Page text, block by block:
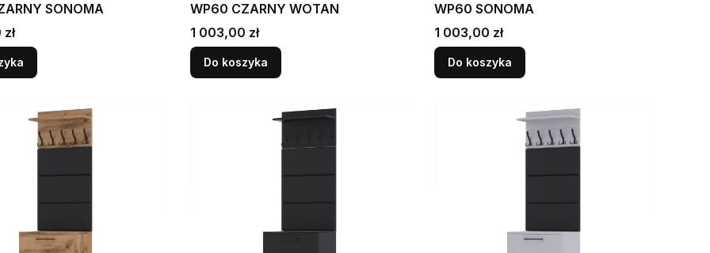
SONOMA
WP60 CZARNY WOTAN
Cena
1 003,00 zł
Do koszyka
WP60 SONOMA
Cena
1 003,00 zł
Do koszyka